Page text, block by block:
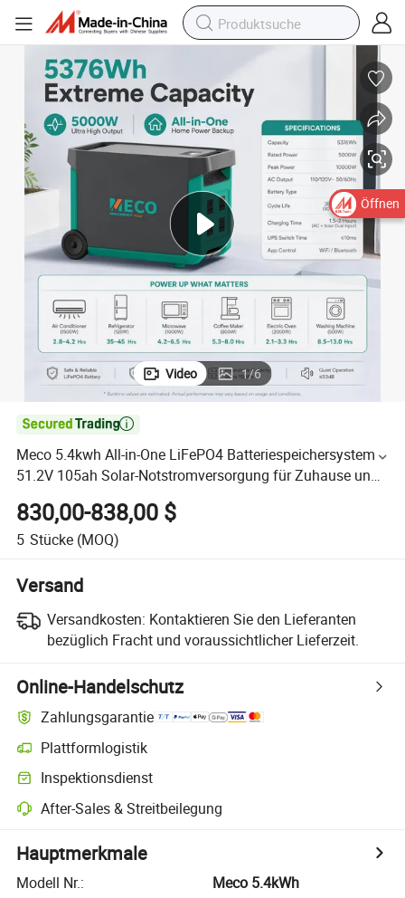
Video 1/6

Meco 5.4kwh All-in-One LiFePO4 Batteriespeichersystem
51.2V 105ah Solar-Notstromversorgung für Zuhause und
830,00-838,00 $
5 Stücke (MOQ)
Versand
Versandkosten: Kontaktieren Sie den Lieferanten
bezüglich Fracht und voraussichtlicher Lieferzeit.
Online-Handelschutz
Zahlungsgarantie
Plattformlogistik
Inspektionsdienst
After-Sales & Streitbeilegung
Hauptmerkmale
Modell Nr.:
Meco 5.4kWh
Öffnen